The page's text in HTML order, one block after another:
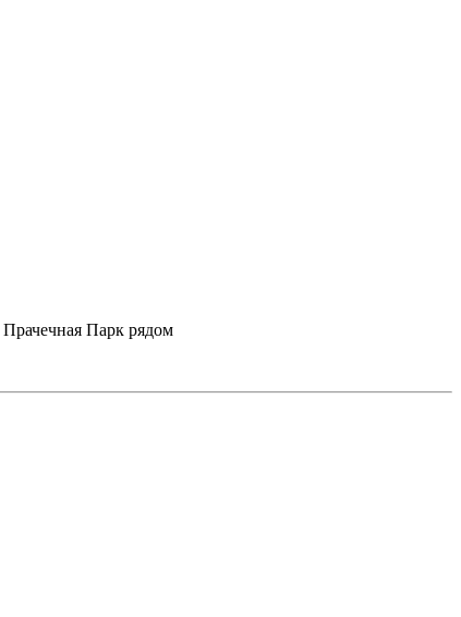
Прачечная Парк рядом